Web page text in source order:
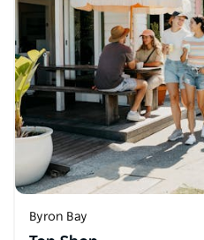
Byron Bay